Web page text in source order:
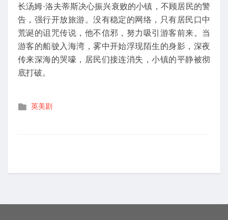
长汤姆·洛夫蒂斯决心振兴衰败的小镇，不顾居民的警
告，强行开放旅游。没有稳定的网络，只有居民口中
荒诞的诅咒传说，他不信邪，努力吸引游客前来。当
游客的船驶入海湾，雾中开始浮现陌生的身影，深夜
传来深海的哭嚎，居民们接连消失，小镇的平静被彻
底打破。
发
英美剧